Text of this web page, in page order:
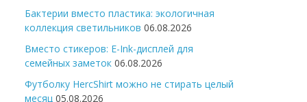
Бактерии вместо пластика: экологичная
коллекция светильников 06.08.2026
Вместо стикеров: E-Ink-дисплей для
семейных заметок 06.08.2026
Футболку HercShirt можно не стирать целый
месяц 05.08.2026